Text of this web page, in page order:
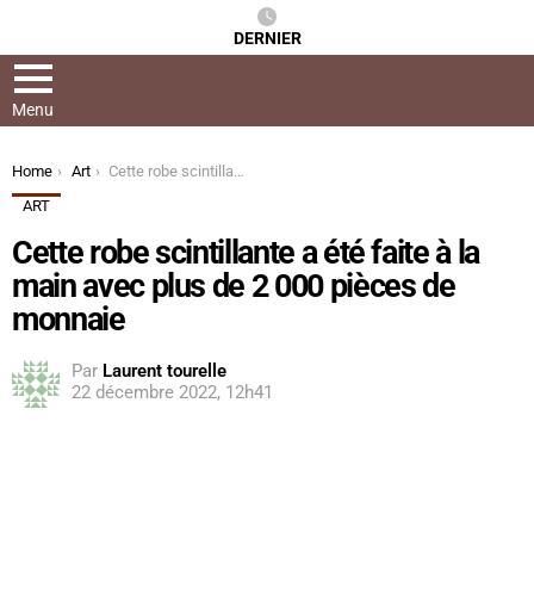
DERNIER
Menu
You are here:
Home Art
Cette robe scintillante a été faite à la main avec plus de 2 000 pièces de monnaie
ART
Cette robe scintillante a été faite à la
main avec plus de 2 000 pièces de
monnaie
Par Laurent tourelle
22 décembre 2022, 12h41